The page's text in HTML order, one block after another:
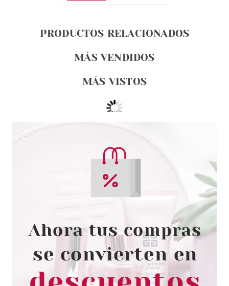
PRODUCTOS RELACIONADOS
MÁS VENDIDOS
MÁS VISTOS
DAVIDOFF
DAVIDOFF HOT WATER EDT 110
ML
Pvr 72.15€
-72%
desde
19.99€